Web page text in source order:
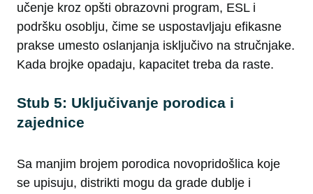
učenje kroz opšti obrazovni program, ESL i
podršku osoblju, čime se uspostavljaju efikasne
prakse umesto oslanjanja isključivo na stručnjake.
Kada brojke opadaju, kapacitet treba da raste.
Stub 5: Uključivanje porodica i
zajednice
Sa manjim brojem porodica novopridošlica koje
se upisuju, distrikti mogu da grade dublje i